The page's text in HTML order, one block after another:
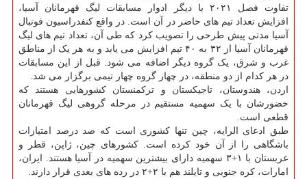
تفاوت فصل ۲۰۲۱ با دیگر ادوار مسابقات لیگ قهرمانان آسیا،
افزایش تعداد تیم های حاضر در آن است. در واقع کنفدراسیون فوتبال
آسیا مدتی پیش طرحی را تصویب کرد که طی آن، تعداد تیم های لیگ
قهرمانان آسیا از ۳۲ به ۴۰ تیم افزایش می یابد و به هر یک از مناطق
غرب و شرق، یک گروه دیگر اضافه می شود. قبل از این مسابقات
در هر کدام از دو منطقه، در چهار گروه چهار تیمی برگزار می شد.
اردن، هندوستان، تاجیکستان و ترکمنستان کشورهایی هستند که
حضورشان با یک سهمیه مستقیم در مرحله گروهی لیگ قهرمانان
قطعی است.
طبق ادعای الرایه، چین تنها کشوری است که صد درصد امتیازات
باشگاهی را از آن خود کرده است. کشورهای چین، ژاپن، قطر و
عربستان با ۱+۳ سهمیه دارای بیشترین سهمیه در آسیا هستند. ایران،
امارات، کره جنوبی و تایلند هم با ۲+۲ در رده های بعدی قرار دارند.